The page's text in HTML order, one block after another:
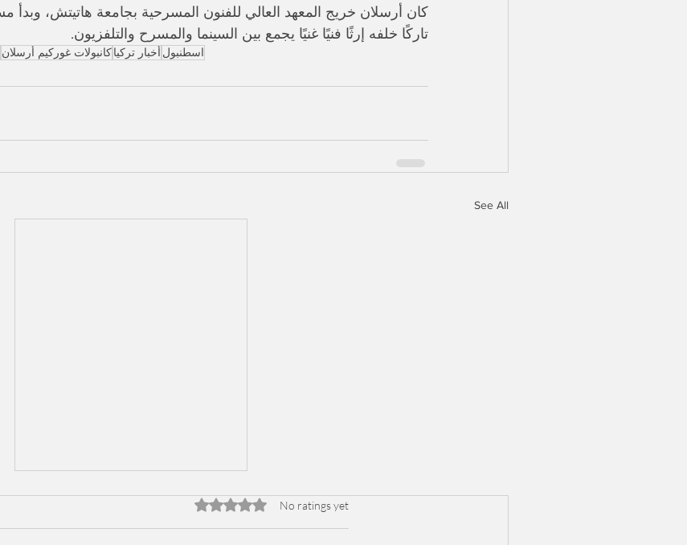
تاركًا خلفه إرثًا فنيًا غنيًا يجمع بين السينما والمسرح والتلفزيون.
كانبولات غوركيم أرسلانأخبار تركيا اسطنبول
See All
Rated 0 out of 5 stars.
No ratings yet